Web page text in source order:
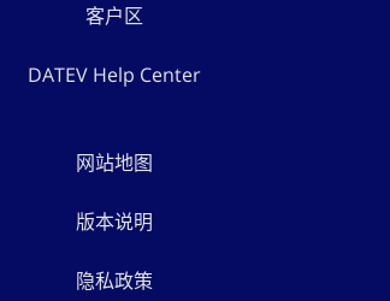
客户区
DATEV Help Center
网站地图
版本说明
隐私政策